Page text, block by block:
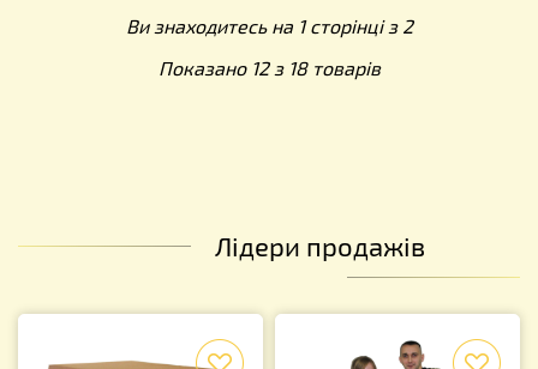
Ви знаходитесь на 1 сторінці з 2
Показано 12 з 18 товарів
Лідери продажів